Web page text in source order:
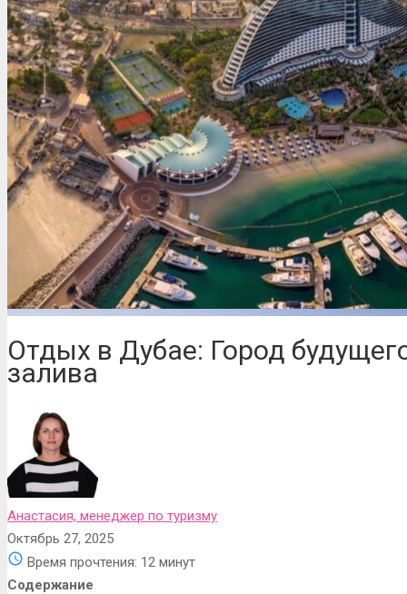
Отдых в Дубае: Город
залива
Анастасия, менеджер по туризму
Октябрь 27, 2025
Время прочтения: 12 минут
Содержание